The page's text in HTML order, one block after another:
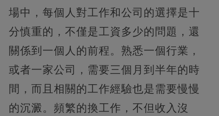
場中，每個人對工作和公司的選擇是十
分慎重的，不僅是工資多少的問題，還
關係到一個人的前程。熟悉一個行業，
或者一家公司，需要三個月到半年的時
間，而且相關的工作經驗也是需要慢慢
的沉澱。頻繁的換工作，不但收入沒